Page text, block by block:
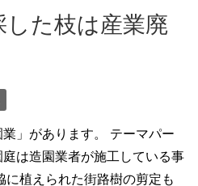
した枝は産業廃
」があります。 テーマパー
は造園業者が施工している事
に植えられた街路樹の剪定も